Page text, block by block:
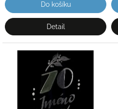
Do košíku
Detail